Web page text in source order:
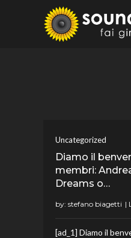
Uncategorized
Diamo il
membri:
Dreams o…
by: stefano biagetti
[ad_1] Diamo il